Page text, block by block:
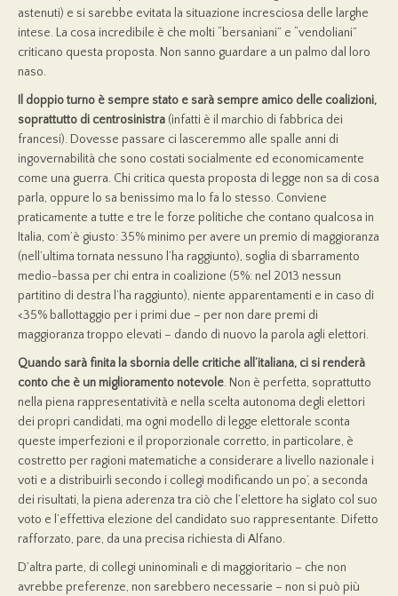
astenuti) e si sarebbe evitata la situazione incresciosa delle larghe
intese. La cosa incredibile è che molti “bersaniani” e “vendoliani”
criticano questa proposta. Non sanno guardare a un palmo dal loro
naso.
Il doppio turno è sempre stato e sarà sempre amico delle coalizioni,
soprattutto di centrosinistra (infatti è il marchio di fabbrica dei
francesi). Dovesse passare ci lasceremmo alle spalle anni di
ingovernabilità che sono costati socialmente ed economicamente
come una guerra. Chi critica questa proposta di legge non sa di cosa
parla, oppure lo sa benissimo ma lo fa lo stesso. Conviene
praticamente a tutte e tre le forze politiche che contano qualcosa in
Italia, com’è giusto: 35% minimo per avere un premio di maggioranza
(nell’ultima tornata nessuno l’ha raggiunto), soglia di sbarramento
medio-bassa per chi entra in coalizione (5%: nel 2013 nessun
partitino di destra l’ha raggiunto), niente apparentamenti e in caso di
<35% ballottaggio per i primi due – per non dare premi di
maggioranza troppo elevati – dando di nuovo la parola agli elettori.
Quando sarà finita la sbornia delle critiche all’italiana, ci si renderà
conto che è un miglioramento notevole. Non è perfetta, soprattutto
nella piena rappresentatività e nella scelta autonoma degli elettori
dei propri candidati, ma ogni modello di legge elettorale sconta
queste imperfezioni e il proporzionale corretto, in particolare, è
costretto per ragioni matematiche a considerare a livello nazionale i
voti e a distribuirli secondo i collegi modificando un po’, a seconda
dei risultati, la piena aderenza tra ciò che l’elettore ha siglato col suo
voto e l’effettiva elezione del candidato suo rappresentante. Difetto
rafforzato, pare, da una precisa richiesta di Alfano.
D’altra parte, di collegi uninominali e di maggioritario – che non
avrebbe preferenze, non sarebbero necessarie – non si può più